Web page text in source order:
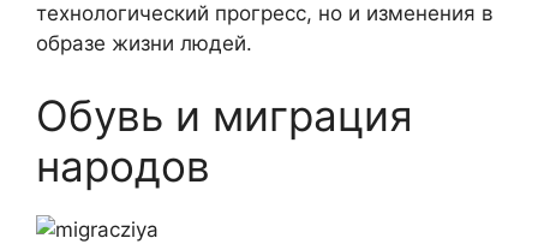
технологический прогресс, но и изменения в
образе жизни людей.
Обувь и миграция
народов